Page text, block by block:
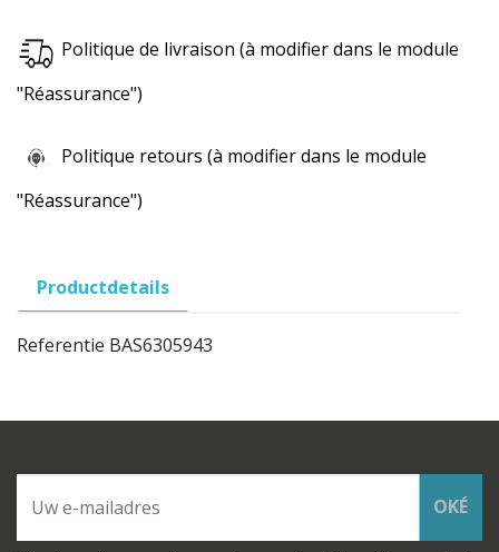
Politique de livraison (à modifier dans le module
"Réassurance")
Politique retours (à modifier dans le module
"Réassurance")
Productdetails
Referentie BAS6305943
OKÉ